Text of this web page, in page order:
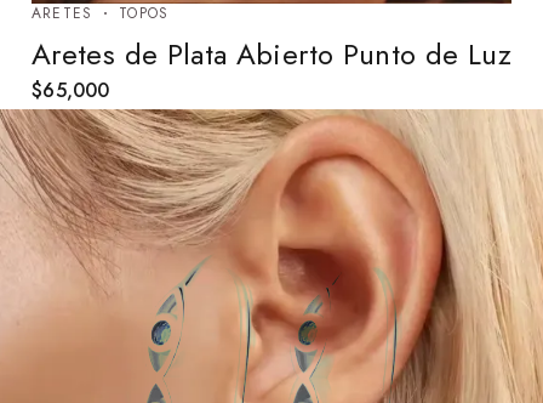
ARETES TOPOS
Aretes de Plata Abierto Punto de Luz
$65,000